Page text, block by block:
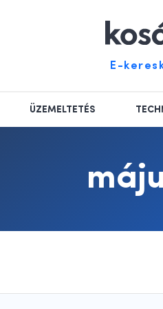
E-
ÜZEMELTETÉS